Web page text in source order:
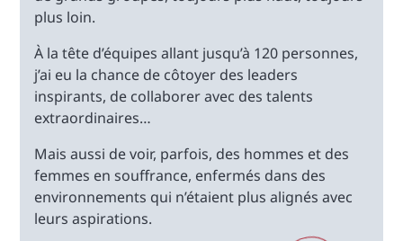
plus loin.
À la tête d’équipes allant jusqu’à 120 personnes,
j’ai eu la chance de côtoyer des leaders
inspirants, de collaborer avec des talents
extraordinaires…
Mais aussi de voir, parfois, des hommes et des
femmes en souffrance, enfermés dans des
environnements qui n’étaient plus alignés avec
leurs aspirations.